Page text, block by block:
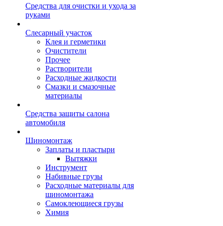
Средства для очистки и ухода за
руками
Слесарный участок
Клея и герметики
Очистители
Прочее
Растворители
Расходные жидкости
Смазки и смазочные
материалы
Средства защиты салона
автомобиля
Шиномонтаж
Заплаты и пластыри
Вытяжки
Инструмент
Набивные грузы
Расходные материалы для
шиномонтажа
Самоклеющиеся грузы
Химия